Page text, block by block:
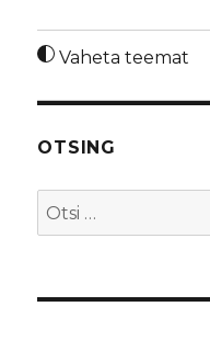
Vaheta teemat
OTSING
Otsi: